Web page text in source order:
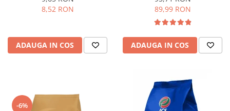
8,52 RON
ADAUGA IN COS
89,99 RON
ADAUGA IN COS
-6%